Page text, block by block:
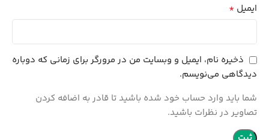
ایمیل *
ذخیره نام، ایمیل و وبسایت من در مرورگر برای زمانی که دوباره
دیدگاهی می‌نویسم.
شما باید وارد حساب خود شده باشید تا قادر به اضافه کردن
تصاویر در نظرات باشید.